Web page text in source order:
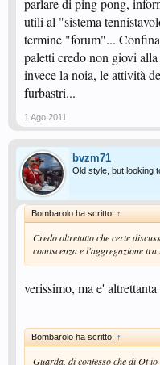
parlare di ping pong,
utili al "sistema
termine "forum"...
paletti credo non giovi
invece la noia, le attività
furbastri...
1 Ago 2011
bvzm71
Old style, but looking
Bombarolo ha scritto: ↑
Credo oltretutto che certe
conoscenza e l'aggregazione tra
verissimo, ma e'
Bombarolo ha scritto: ↑
Guarda, di confesso che di Ot